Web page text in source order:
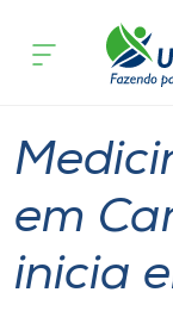
Cursos
Atendimento
acontece
em
inicia